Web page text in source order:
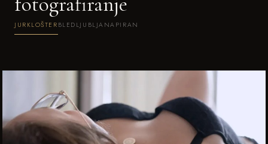
JURKLOŠTER BLED LJUBLJANA PIRAN